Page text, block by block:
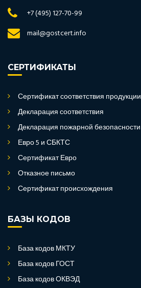
+7 (495) 127-70-99
mail@gostcert.info
СЕРТИФИКАТЫ
Сертификат соответствия продукции
Декларация соответствия
Декларация пожарной безопасности
Евро 5 и СБКТС
Сертификат Евро
Отказное письмо
Сертификат происхождения
БАЗЫ КОДОВ
База кодов МКТУ
База кодов ГОСТ
База кодов ОКВЭД